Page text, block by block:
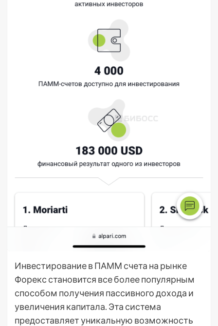
Инвестирование в ПАММ счета на рынке
Форекс становится все более популярным
способом получения пассивного дохода и
увеличения капитала. Эта система
предоставляет уникальную возможность